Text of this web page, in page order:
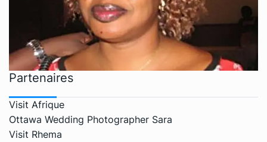
Partenaires
Visit Afrique
Ottawa Wedding Photographer Sara
Visit Rhema